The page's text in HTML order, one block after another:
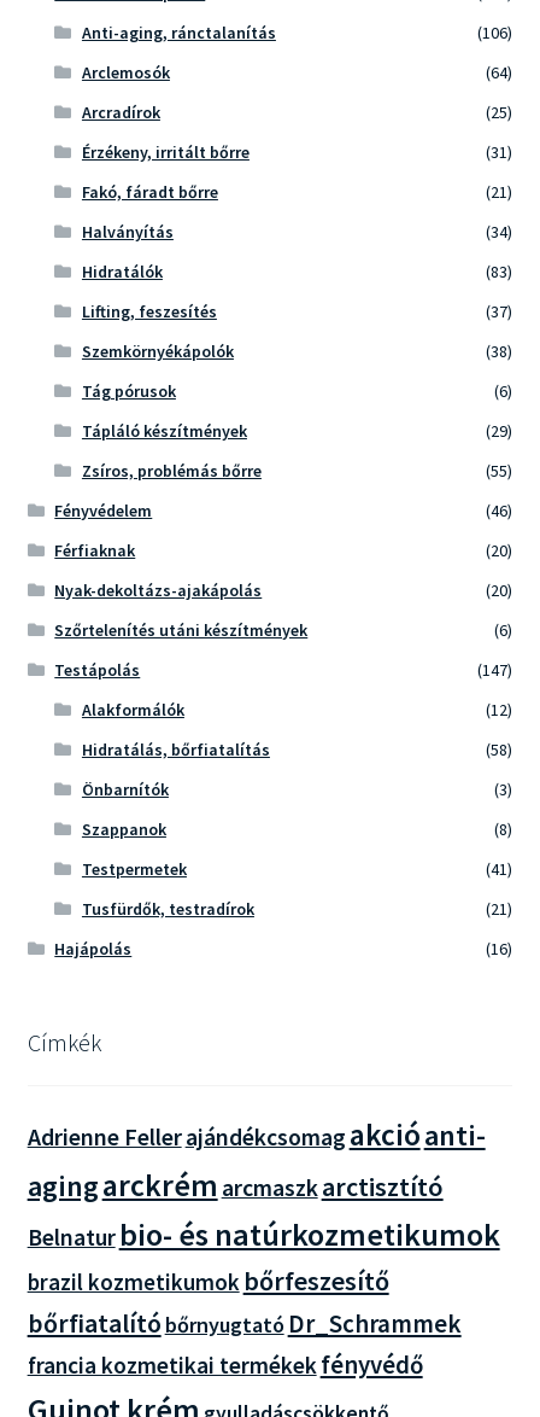
Anti-aging, ránctalanítás
(106)
Arclemosók
(64)
Arcradírok
(25)
Érzékeny, irritált bőrre
(31)
Fakó, fáradt bőrre
(21)
Halványítás
(34)
Hidratálók
(83)
Lifting, feszesítés
(37)
Szemkörnyékápolók
(38)
Tág pórusok
(6)
Tápláló készítmények
(29)
Zsíros, problémás bőrre
(55)
Fényvédelem
(46)
Férfiaknak
(20)
Nyak-dekoltázs-ajakápolás
(20)
Szőrtelenítés utáni készítmények
(6)
Testápolás
(147)
Alakformálók
(12)
Hidratálás, bőrfiatalítás
(58)
Önbarnítók
(3)
Szappanok
(8)
Testpermetek
(41)
Tusfürdők, testradírok
(21)
Hajápolás
(16)
Címkék
Adrienne Fellerajándékcsomag akcióanti-
agingarckrém arcmaszkarctisztító
Belnatur bio- és natúrkozmetikumok
brazil kozmetikumok bőrfeszesítő
bőrfiatalító bőrnyugtató Dr_Schrammek
francia kozmetikai termékekfényvédő